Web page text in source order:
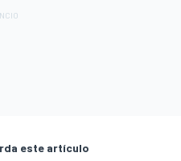
este artículo